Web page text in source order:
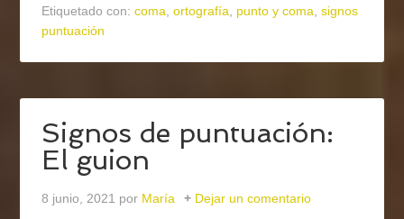
Etiquetado con:coma,ortografía, punto y coma,signos
puntuación
Signos de puntuación:
El guion
8 junio, 2021 por María Dejar un comentario